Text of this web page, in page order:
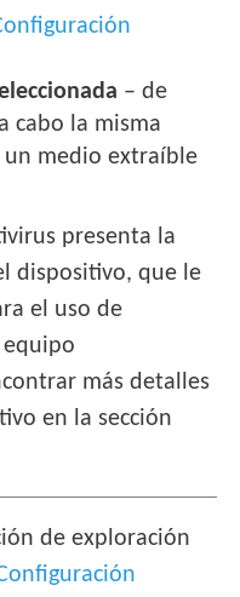
– de
cabo la misma
un medio extraíble
presenta la
dispositivo, que le
el uso de
más detalles
en la sección
de exploración